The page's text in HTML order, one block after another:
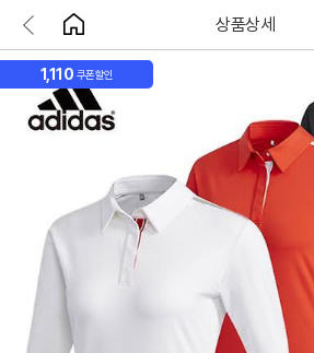
상품상세
1,110 쿠폰할인